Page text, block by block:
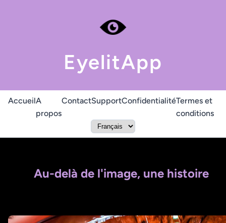
EyelitApp
AccueilA
propos
ContactSupportConfidentialitéTermes et
conditions
Au-delà de l'image, une histoire